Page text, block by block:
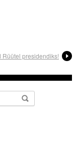
Rüütel presidendiks!